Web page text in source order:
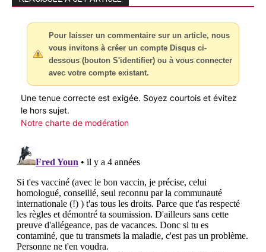
Pour laisser un commentaire sur un article, nous
vous invitons à créer un compte Disqus ci-
dessous (bouton S'identifier) ou à vous connecter
avec votre compte existant.
Une tenue correcte est exigée. Soyez courtois et évitez
le hors sujet.
Notre charte de modération